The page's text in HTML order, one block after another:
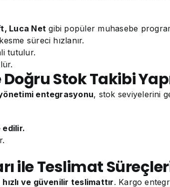
Luca Net gibi popüler muhasebe
süreci hızlanır.
tutulur.
Stok Takibi
entegrasyonu, stok seviyelerini
edilir.
ile Teslimat
hızlı ve güvenilir teslimattır. Kargo